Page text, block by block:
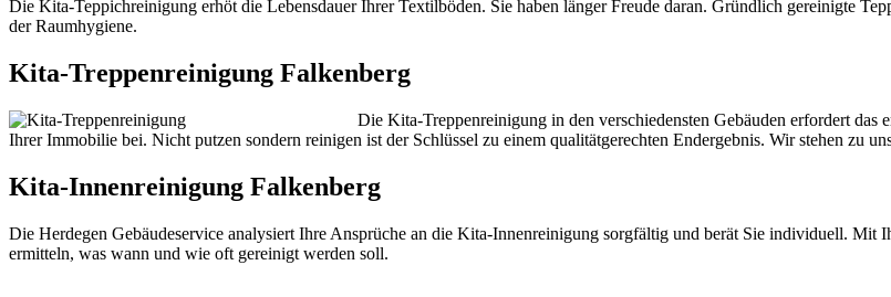
Die Kita-Teppichreinigung erhöt die Lebensdauer Ihrer Textilböden. Sie haben länger Freude daran. Gründlich gereinigte
der Raumhygiene.
Kita-Treppenreinigung Falkenberg
Die Kita-Treppenreinigung in den verschiedensten Gebäuden erfordert
Ihrer Immobilie bei. Nicht putzen sondern reinigen ist der Schlüssel zu einem qualitätgerechten Endergebnis. Wir stehen zu
Kita-Innenreinigung Falkenberg
Die Herdegen Gebäudeservice analysiert Ihre Ansprüche an die Kita-Innenreinigung sorgfältig und berät Sie individuell. Mit
ermitteln, was wann und wie oft gereinigt werden soll.